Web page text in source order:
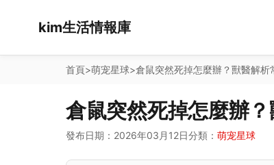
kim生活情報庫
首頁>萌宠星球>倉鼠突然死掉怎麼辦？獸醫解析
倉鼠突然死掉怎麼辦
發布日期：2026年03月12日分類： 萌宠星球